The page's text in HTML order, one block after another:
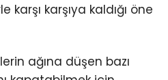
karşıya kaldığı öne
ağına düşen bazı